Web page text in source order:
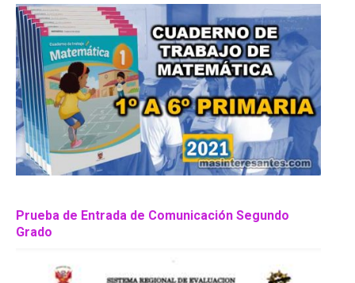
Prueba de Entrada de Comunicación Segundo
Grado